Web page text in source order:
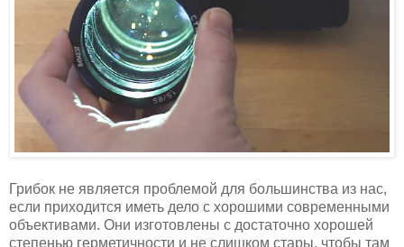
Грибок не является проблемой для большинства из нас,
если приходится иметь дело с хорошими современными
объективами. Они изготовлены с достаточно хорошей
степенью герметичности и не слишком стары, чтобы там